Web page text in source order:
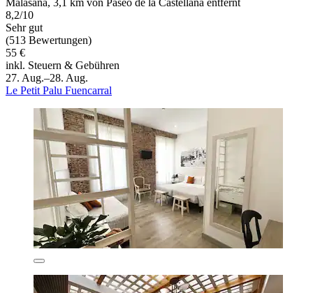
Malasaña, 3,1 km von Paseo de la Castellana entfernt
8,2/10
Sehr gut
(513 Bewertungen)
55 €
inkl. Steuern & Gebühren
27. Aug.–28. Aug.
Le Petit Palu Fuencarral